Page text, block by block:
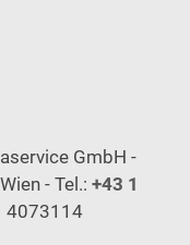
GmbH -
- Tel.: +43 1
4073114